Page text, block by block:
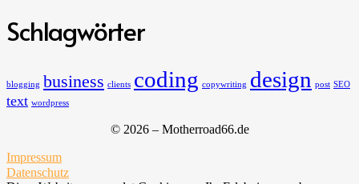
Schlagwörter
blogging business clients coding copywriting design post SEO
text wordpress
© 2026 – Motherroad66.de
Impressum
Datenschutz